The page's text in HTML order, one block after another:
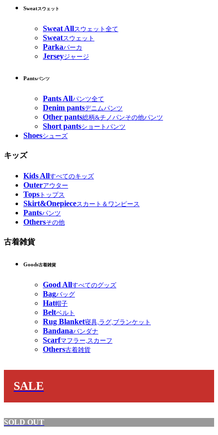
Sweatスウェット
Sweat Allスウェット全て
Sweatスウェット
Parkaパーカ
Jerseyジャージ
Pantsパンツ
Pants Allパンツ全て
Denim pantsデニムパンツ
Other pants総柄&チノパンその他パンツ
Short pantsショートパンツ
Shoesシューズ
キッズ
Kids Allすべてのキッズ
Outerアウター
Tops トップス
Skirt&Onepieceスカート＆ワンピース
Pantsパンツ
Othersその他
古着雑貨
Goods古着雑貨
Good Allすべてのグッズ
Bagバッグ
Hat帽子
Beltベルト
Rug Blanket寝具,ラグ,ブランケット
Bandanaバンダナ
Scarfマフラー,スカーフ
Others古着雑貨
SALE
SOLD OUT